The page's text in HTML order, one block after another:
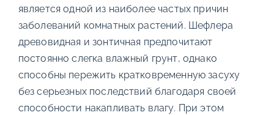
является одной из наиболее частых причин
заболеваний комнатных растений. Шефлера
древовидная и зонтичная предпочитают
постоянно слегка влажный грунт, однако
способны пережить кратковременную засуху
без серьезных последствий благодаря своей
способности накапливать влагу. При этом